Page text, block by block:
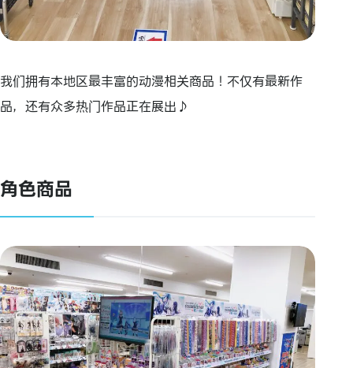
我们拥有本地区最丰富的动漫相关商品！不仅有最新作
品，还有众多热门作品正在展出♪
角色商品